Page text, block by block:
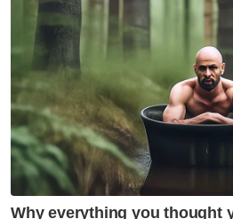
Menurutnya, laporan
Sedunia (WHO) mendapati
mengurangkan kadar
sebanyak 31 peratus.